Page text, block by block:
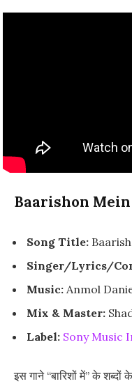
Baarishon
Song Title:
Singer/Lyrics/
Music: Anmol
Mix & Master:
Label: Sony Music
इस गाने “बारिशों में” के